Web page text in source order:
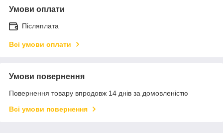
Умови оплати
Післяплата
Всі умови оплати
Умови повернення
Повернення товару впродовж 14 днів за домовленістю
Всі умови повернення